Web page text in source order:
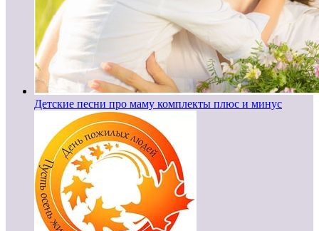
Детские песни про маму комплекты плюс и минус